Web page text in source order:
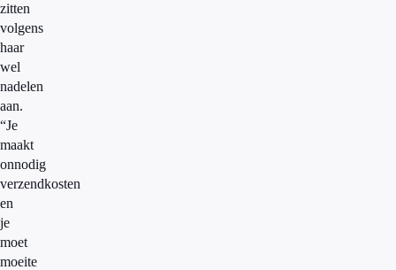
zitten
volgens
haar
wel
nadelen
aan.
“Je
maakt
onnodig
verzendkosten
en
je
moet
moeite